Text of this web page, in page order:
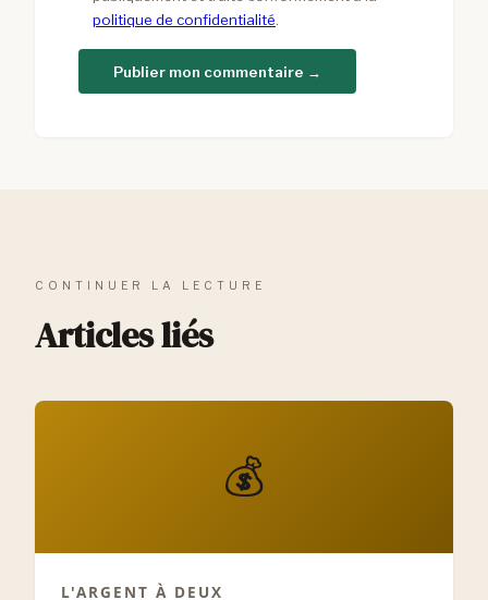
politique de confidentialité.
Publier mon commentaire →
CONTINUER LA LECTURE
Articles liés
💰
L'ARGENT À DEUX